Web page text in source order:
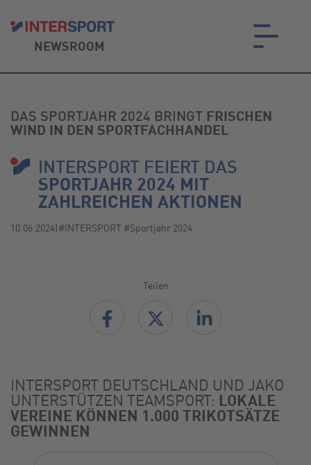
NEWSROOM
DAS SPORTJAHR 2024 BRINGT FRISCHEN
WIND IN DEN SPORTFACHHANDEL
INTERSPORT FEIERT DAS
SPORTJAHR 2024 MIT
ZAHLREICHEN AKTIONEN
10.06.2024|#INTERSPORT #Sportjahr 2024
Teilen
INTERSPORT DEUTSCHLAND UND JAKO
UNTERSTÜTZEN TEAMSPORT: LOKALE
VEREINE KÖNNEN 1.000 TRIKOTSÄTZE
GEWINNEN